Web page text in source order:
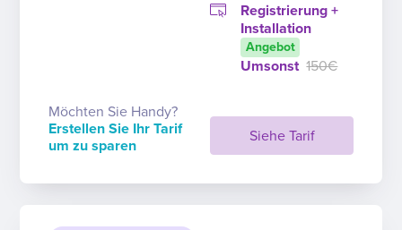
Siehe Tarif
Registrierung +
Installation
Angebot
Umsonst 150€
Möchten Sie Handy?
Erstellen Sie Ihr Tarif
um zu sparen